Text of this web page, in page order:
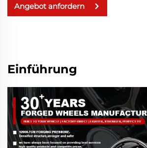
Angebot anfordern
Einführung